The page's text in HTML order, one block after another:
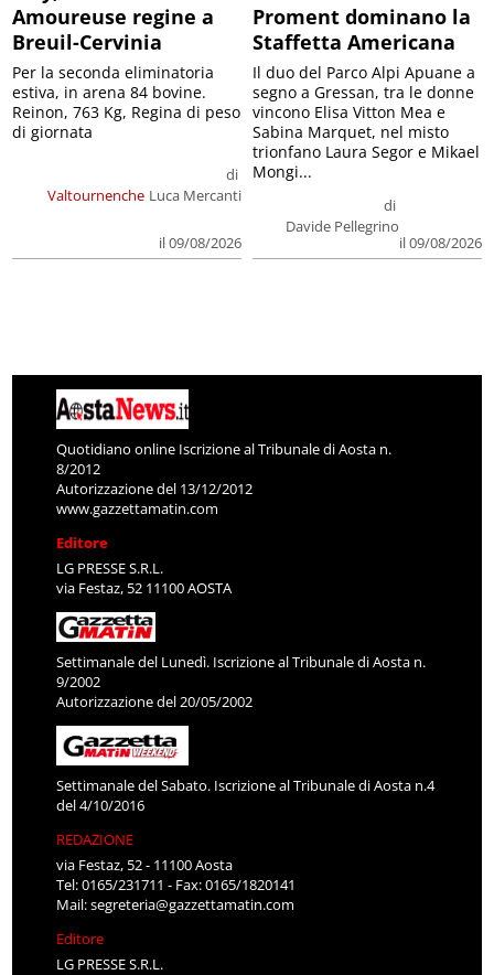
Amoureuse regine a
Breuil-Cervinia
Valtournenche
di
Luca Mercanti
il 09/08/2026
Per la seconda eliminatoria
estiva, in arena 84 bovine.
Reinon, 763 Kg, Regina di peso
di giornata
Proment dominano la
Staffetta Americana
di
Davide Pellegrino
il 09/08/2026
Il duo del Parco Alpi Apuane a
segno a Gressan, tra le donne
vincono Elisa Vitton Mea e
Sabina Marquet, nel misto
trionfano Laura Segor e Mikael
Mongi...
Quotidiano online Iscrizione al Tribunale di Aosta n.
8/2012
Autorizzazione del 13/12/2012
www.gazzettamatin.com
Editore
LG PRESSE S.R.L.
via Festaz, 52 11100 AOSTA
Settimanale del Lunedì. Iscrizione al Tribunale di Aosta n.
9/2002
Autorizzazione del 20/05/2002
Settimanale del Sabato. Iscrizione al Tribunale di Aosta n.4
del 4/10/2016
REDAZIONE
via Festaz, 52 - 11100 Aosta
Tel: 0165/231711 - Fax: 0165/1820141
Mail:segreteria@gazzettamatin.com
Editore
LG PRESSE S.R.L.